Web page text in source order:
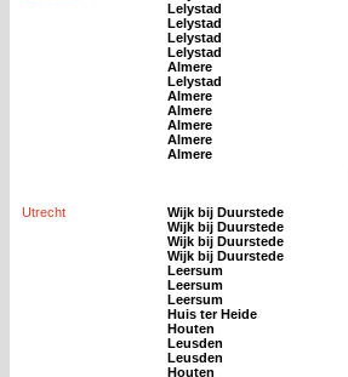
Lelystad
Lelystad
Lelystad
Lelystad
Almere
Lelystad
Almere
Almere
Almere
Almere
Almere
Utrecht Wijk bij Duurstede
Wijk bij Duurstede
Wijk bij Duurstede
Wijk bij Duurstede
Leersum
Leersum
Leersum
Huis ter Heide
Houten
Leusden
Leusden
Houten